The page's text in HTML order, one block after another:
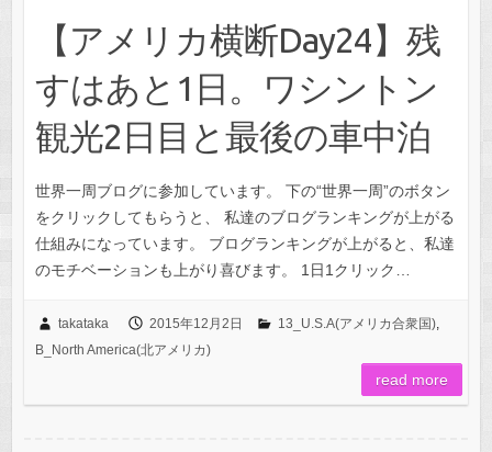
【アメリカ横断Day24】残
すはあと1日。ワシントン
観光2日目と最後の車中泊
世界一周ブログに参加しています。 下の“世界一周”のボタン
をクリックしてもらうと、 私達のブログランキングが上がる
仕組みになっています。 ブログランキングが上がると、私達
のモチベーションも上がり喜びます。 1日1クリック…
takataka 2015年12月2日 13_U.S.A(アメリカ合衆国),
B_North America(北アメリカ)
read more